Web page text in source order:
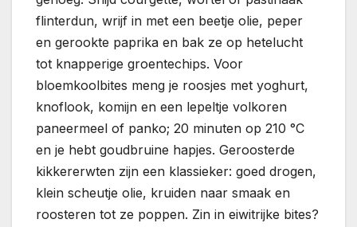
flinterdun, wrijf in met een beetje olie, peper
en gerookte paprika en bak ze op hetelucht
tot knapperige groentechips. Voor
bloemkoolbites meng je roosjes met yoghurt,
knoflook, komijn en een lepeltje volkoren
paneermeel of panko; 20 minuten op 210 °C
en je hebt goudbruine hapjes. Geroosterde
kikkererwten zijn een klassieker: goed drogen,
klein scheutje olie, kruiden naar smaak en
roosteren tot ze poppen. Zin in eiwitrijke bites?